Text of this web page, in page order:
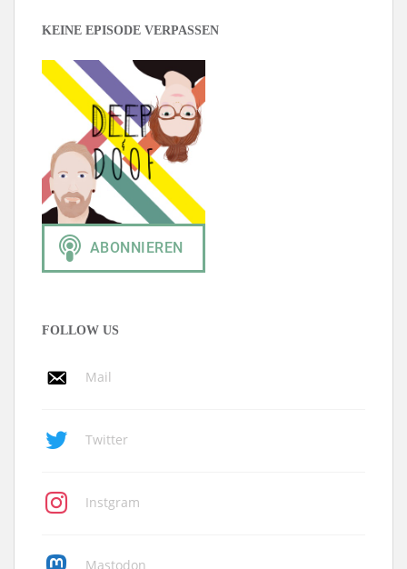
KEINE EPISODE VERPASSEN
FOLLOW US
Mail
Twitter
Instgram
Mastodon